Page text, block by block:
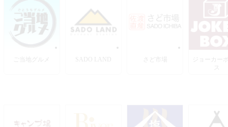
ご当地グルメ SADO LAND さど市場
ジョーカー
ス